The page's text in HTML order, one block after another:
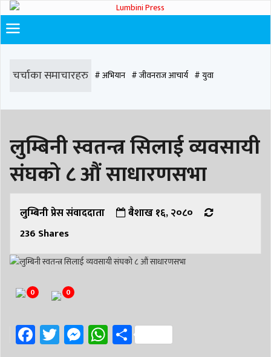
चर्चाका समाचारहरु # अभियान # जीवनराज आचार्य # युवा
# समाज रूपान्तरण # चौराह हस्पिटल # घरजग्गा कारोबार # कपिलवस्तु
# मृत्यु # सडक दुर्घटना # आधुनिक समाज डेन्टल # लुम्बिनी # वर्षा # समृद्धि
# समृद्धि एकेडेमी # काङ्ग्रेस # नेपाली कांग्रेस # बुटवल # राजधानी
# रुपन्देही # रुपन्देही २ # नेकपा # रुपन्देही १ # चुन्न पौडेल # मन्दिर
# सिद्धबाबा # बुटवल उपमहानगरपालिका
# निर्वाचन
लुम्बिनी स्वतन्त्र सिलाई व्यवसायी
संघको ८ औं साधारणसभा
लुम्बिनी प्रेस संवाददाता
बैशाख १६, २०८०
236 Shares
0 0
Facebook
Twitter
Messenger
WhatsApp
Share